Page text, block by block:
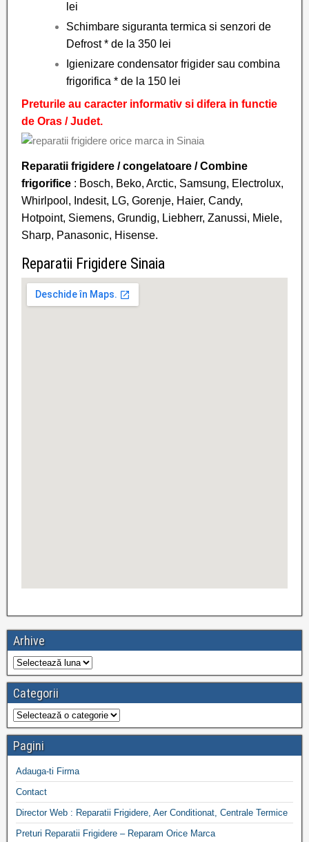
lei
Schimbare siguranta termica si senzori de
Defrost * de la 350 lei
Igienizare condensator frigider sau combina
frigorifica * de la 150 lei
Preturile au caracter informativ si difera in functie
de Oras / Judet.
Reparatii frigidere / congelatoare / Combine
frigorifice : Bosch, Beko, Arctic, Samsung, Electrolux,
Whirlpool, Indesit, LG, Gorenje, Haier, Candy,
Hotpoint, Siemens, Grundig, Liebherr, Zanussi, Miele,
Sharp, Panasonic, Hisense.
Reparatii Frigidere Sinaia
Arhive
Categorii
Pagini
Adauga-ti Firma
Contact
Director Web : Reparatii Frigidere, Aer Conditionat, Centrale Termice
Preturi Reparatii Frigidere – Reparam Orice Marca